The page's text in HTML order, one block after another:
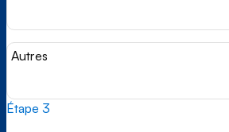
Autres
Étape 3